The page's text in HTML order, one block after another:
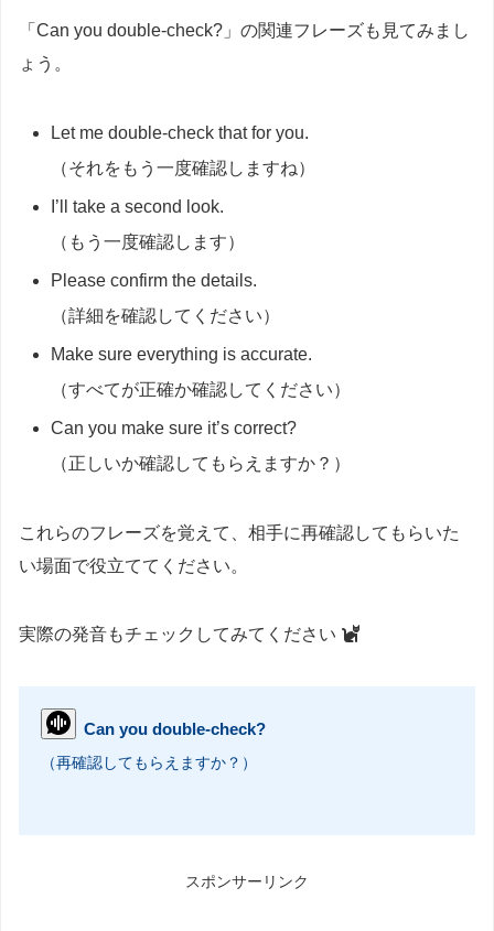
「Can you double-check?」の関連フレーズも見てみまし
ょう。
Let me double-check that for you.
（それをもう一度確認しますね）
I’ll take a second look.
（もう一度確認します）
Please confirm the details.
（詳細を確認してください）
Make sure everything is accurate.
（すべてが正確か確認してください）
Can you make sure it’s correct?
（正しいか確認してもらえますか？）
これらのフレーズを覚えて、相手に再確認してもらいた
い場面で役立ててください。
実際の発音もチェックしてみてください
Can you double-check?
（再確認してもらえますか？）
スポンサーリンク